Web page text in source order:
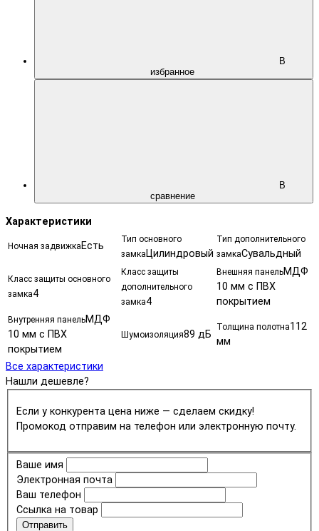
В
избранное
В
сравнение
Характеристики
Ночная задвижка Есть
Тип основного
замка Цилиндровый
Тип дополнительного
замкаСувальдный
Класс защиты основного
замка4
Класс защиты
дополнительного
замка4
Внешняя панельМДФ
10 мм с ПВХ
покрытием
Внутренняя панельМДФ
10 мм с ПВХ
покрытием
Шумоизоляция89 дБ
Толщина полотна112
мм
Все характеристики
Нашли дешевле?
Если у конкурента цена ниже — сделаем скидку!
Промокод отправим на телефон или электронную почту.
Ваше имя
Электронная почта
Ваш телефон
Ссылка на товар
Отправить